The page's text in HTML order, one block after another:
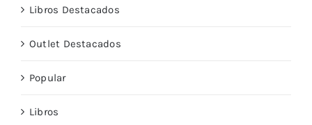
Libros Destacados
Outlet Destacados
Popular
Libros